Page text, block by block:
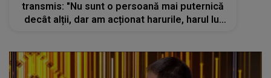
transmis: "Nu sunt o persoană mai puternică
decât alții, dar am acționat harurile, harul lui